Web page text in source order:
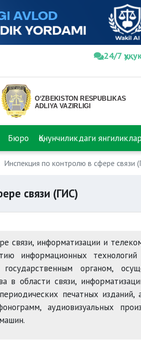
24/7
Бюро Қонунчиликдаги
Инспекция по контролю в сфере связи
связи (ГИС)
связи, информатизации и
информационных
государственным органом,
в области связи,
печатных
аудиовизуальных